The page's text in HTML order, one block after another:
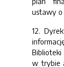
ustawy o
12.
Biblioteki
w trybie